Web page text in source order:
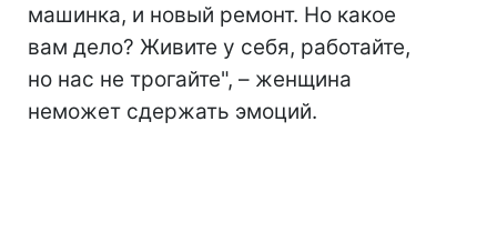
машинка, и новый ремонт. Но какое
вам дело? Живите у себя, работайте,
но нас не трогайте", – женщина
неможет сдержать эмоций.